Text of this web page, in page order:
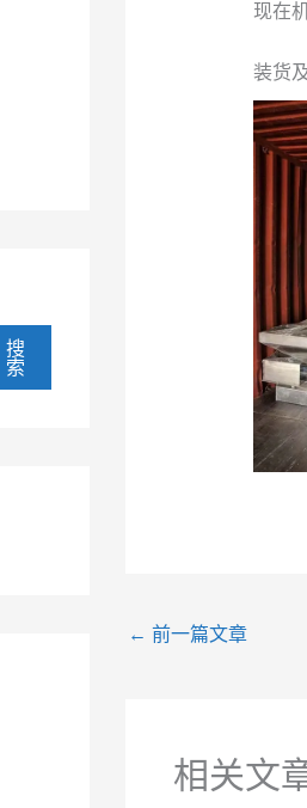
搜
索
现在
装货
← 前一篇文章
相关文